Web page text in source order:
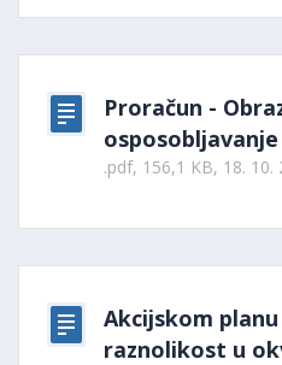
Proračun -
osposobljavanje
.pdf, 156,1 KB, 18. 10.
Akcijskom
raznolikost u